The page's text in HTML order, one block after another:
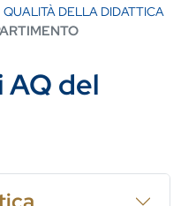
QUALITÀ DELLA DIDATTICA
AQ del